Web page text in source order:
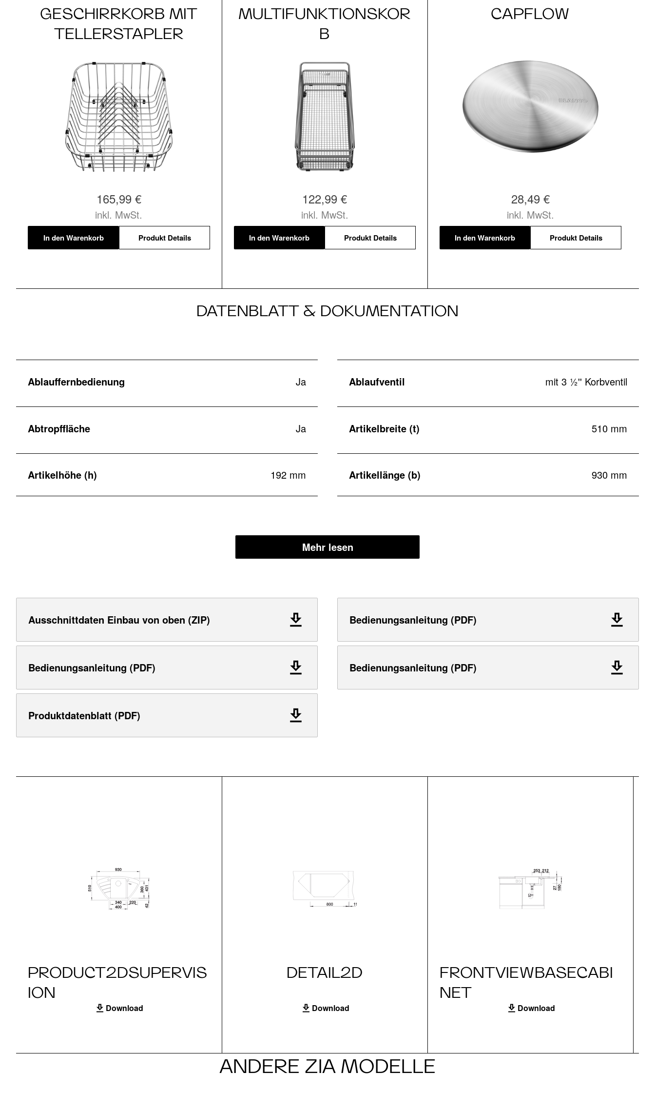
GESCHIRRKORB MIT
TELLERSTAPLER
165,99 €
inkl. MwSt.
In den Warenkorb Produkt Details
MULTIFUNKTIONSKOR
B
122,99 €
inkl. MwSt.
In den Warenkorb Produkt Details
CAPFLOW
28,49 €
inkl. MwSt.
In den Warenkorb Produkt Details
DATENBLATT & DOKUMENTATION
Ablauffernbedienung Ja Ablaufventil mit 3 ½'' Korbventil
Abtropffläche Ja Artikelbreite (t) 510 mm
Artikelhöhe (h) 192 mm Artikellänge (b) 930 mm
Mehr lesen
Ausschnittdaten Einbau von oben (ZIP) Bedienungsanleitung (PDF)
Bedienungsanleitung (PDF) Bedienungsanleitung (PDF)
Produktdatenblatt (PDF)
PRODUCT2DSUPERVIS
ION
Download
DETAIL2D
Download
FRONTVIEWBASECABI
NET
Download
ANDERE ZIA MODELLE